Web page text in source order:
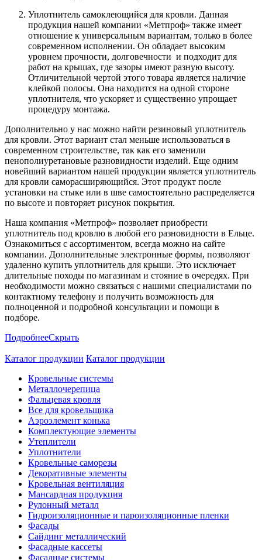
Уплотнитель самоклеющийся для кровли. Данная
продукция нашей компании «Метпроф» также имеет
отношение к универсальным вариантам, только в более
современном исполнении. Он обладает высоким
уровнем прочности, долговечности и подходит для
работ на крышах, где зазоры имеют разную высоту.
Отличительной чертой этого товара является наличие
клейкой полосы. Она находится на одной стороне
уплотнителя, что ускоряет и существенно упрощает
процедуру монтажа.
Дополнительно у нас можно найти резиновый уплотнитель
для кровли. Этот вариант стал меньше использоваться в
современном строительстве, так как его заменили
пенополиуретановые разновидности изделий. Еще одним
новейший вариантом нашей продукции является уплотнитель
для кровли саморасширяющийся. Этот продукт после
установки на стыке или в шве самостоятельно распределяется
по высоте и повторяет рисунок покрытия.
Наша компания «Метпроф» позволяет приобрести
уплотнитель под кровлю в любой его разновидности в Ельце.
Ознакомиться с ассортиментом, всегда можно на сайте
компании. Дополнительные электронные формы, позволяют
удаленно купить уплотнитель для крыши. Это исключает
длительные походы по магазинам и стояние в очередях. При
необходимости можно связаться с нашими специалистами по
контактному телефону и получить возможность для
полноценной и подробной консультации и помощи в
подборе.
ПодробнееСкрыть
Каталог продукции Каталог продукции
Кровельные системы
Металлочерепица
Фальцевая кровля
Все для кровельщика
Аэроэлемент конька
Комплектующие элементы
Утеплители
Уплотнители
Кровельные саморезы
Декоративные элементы
Кровельная вентиляция
Мансардная продукция
Рулонный металл
Гидроизоляционные и пароизоляционные пленки
Фасады
Сайдинг металлический
Фасадные кассеты
Фасадные системы